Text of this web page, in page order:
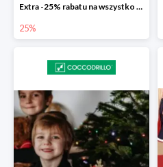
Extra -25% rabatu na wszystko z wyprzedaży w Coccodrillo
25%